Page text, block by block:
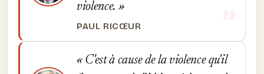
violence.
PAUL RICŒUR
C'est à cause de la violence qu'il